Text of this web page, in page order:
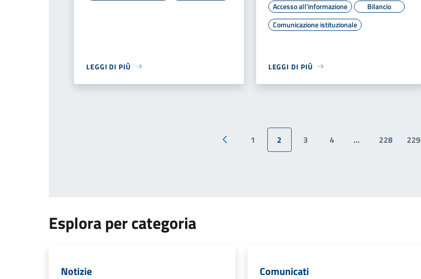
LEGGI DI PIÙ
Accesso all'informazione
Bilancio
Comunicazione istituzionale
LEGGI DI PIÙ
Pagina precedente
1 2 3 4 ... 228 229
Esplora per categoria
Notizie Comunicati